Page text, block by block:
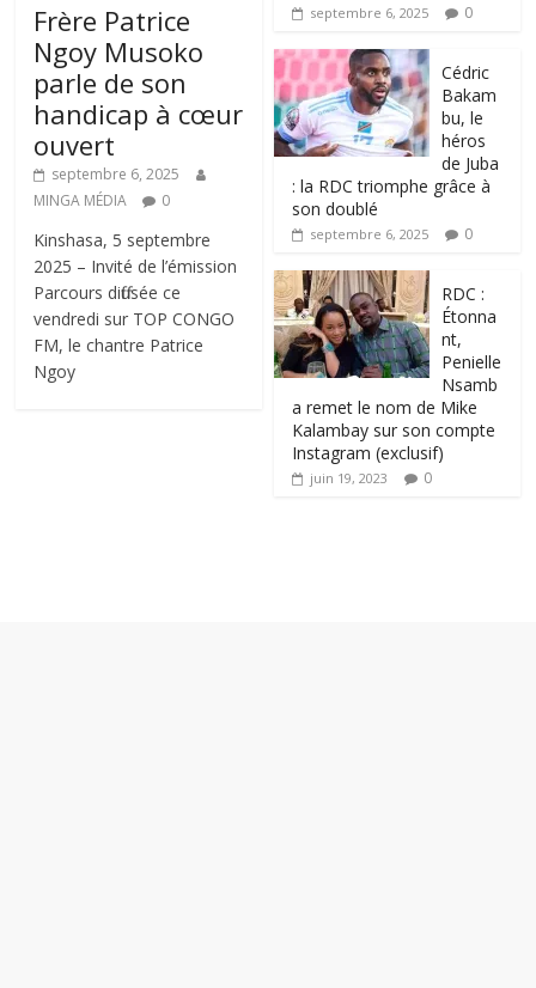
Frère Patrice
Ngoy Musoko
parle de son
handicap à cœur
ouvert
septembre 6, 2025
MINGA MÉDIA
0
Kinshasa, 5 septembre
2025 – Invité de l’émission
Parcours diffusée ce
vendredi sur TOP CONGO
FM, le chantre Patrice
Ngoy
septembre 6, 2025 0
‎Cédric
Bakam
bu, le
héros
de Juba
: la RDC triomphe grâce à
son doublé
septembre 6, 2025 0
RDC :
Étonna
nt,
Penielle
Nsamb
a remet le nom de Mike
Kalambay sur son compte
Instagram (exclusif)
juin 19, 2023 0